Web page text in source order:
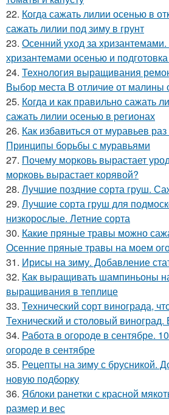
22. Когда сажать лилии осенью в
сажать лилии под зиму в грунт
23. Осенний уход за хризантемами.
хризантемами осенью и
24. Технология выращивания
Выбор места В отличие от малины
25. Когда и как правильно сажать
сажать лилии осенью в регионах
26. Как избавиться от муравьев
Принципы борьбы с муравьями
27. Почему морковь вырастает
морковь вырастает корявой?
28. Лучшие поздние сорта груш.
29. Лучшие сорта груш для
низкорослые. Летние сорта
30. Какие пряные травы можно
Осенние пряные травы на моем
31. Ирисы на зиму. Добавление
32. Как выращивать шампиньоны
выращивания в теплице
33. Технический сорт винограда,
Технический и столовый виноград.
34. Работа в огороде в сентябре.
огороде в сентябре
35. Рецепты на зиму с брусникой.
новую подборку
36. Яблоки ранетки с красной
размер и вес